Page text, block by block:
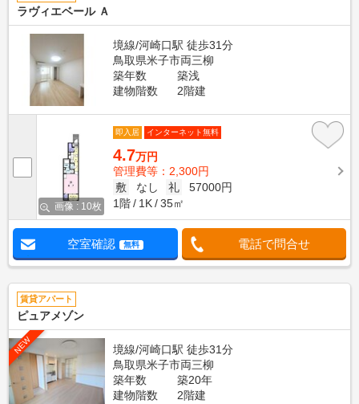
ラヴィエベール Ａ
境線/河崎口駅 徒歩31分
鳥取県米子市両三柳
築年数
築浅
建物階数
2階建
画像 : 10枚
即入居 インターネット無料
4.7万円
管理費等：2,300円
敷
なし 礼
57000円
1階
1K 35㎡
空室確認 無料 電話で問合せ
賃貸アパート
ピュアメゾン
NEW
境線/河崎口駅 徒歩31分
鳥取県米子市両三柳
築年数
築20年
建物階数
2階建